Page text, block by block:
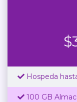
$
Hospeda
100 GB